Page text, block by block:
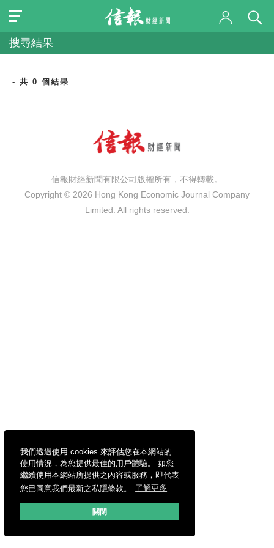
我們透過使用 cookies 來評估您在本網站的
使用情況，為您提供最佳的用戶體驗。 如您
繼續使用本網站所提供之內容或服務，即代表
您已同意我們最新之私隱條款。
了解更多
關閉
搜尋結果
- 共 0 個結果
信報財經新聞有限公司版權所有，不得轉載。
Copyright © 2026 Hong Kong Economic Journal Company
Limited. All rights reserved.